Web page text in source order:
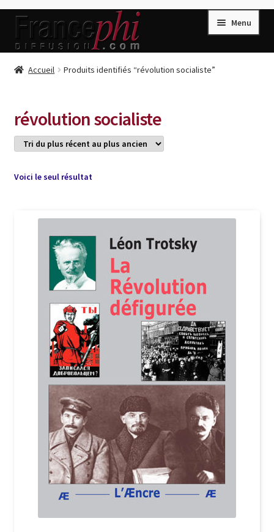
Aller
la
Aller
contenu
Menu
Accueil
Caisse
Conditions de Vente
Connection
Listes d’Envies
Livres de Peter Randa
Livres de Philippe Randa
Login Customizer
Newsletter
Nous Contacter
Politique de confidentialité et cookies
Qui sommes-nous ?
Soutien à Philippe Randa
Suivi de la Commande
Accueil Produits identifiés “révolution socialiste”
révolution socialiste
Voici le seul résultat